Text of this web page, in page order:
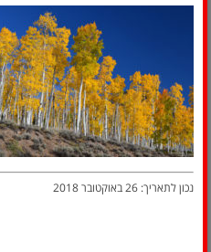
נכון לתאריך: 26 באוקטובר 2018